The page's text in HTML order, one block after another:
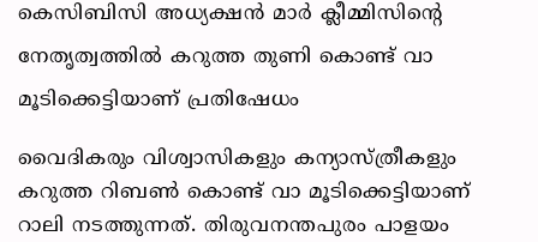
കെസിബിസി അധ്യക്ഷൻ മാർ ക്ലീമ്മിസിന്റെ
നേതൃത്വത്തിൽ കറുത്ത തുണി കൊണ്ട് വാ
മൂടിക്കെട്ടിയാണ് പ്ര‌തിഷേധം
വൈദികരും വിശ്വാസികളും കന്യാസ്ത്രീകളും
കറുത്ത റിബൺ കൊണ്ട് വാ മൂടിക്കെട്ടിയാണ്
റാലി നടത്തുന്നത്. തിരുവനന്തപുരം പാളയം